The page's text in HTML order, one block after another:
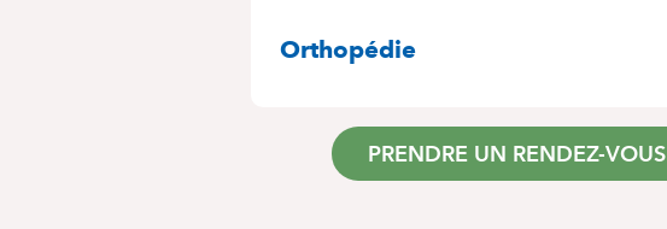
SPÉCIALITÉS
Orthopédie
PRENDRE UN RENDEZ-VOUS